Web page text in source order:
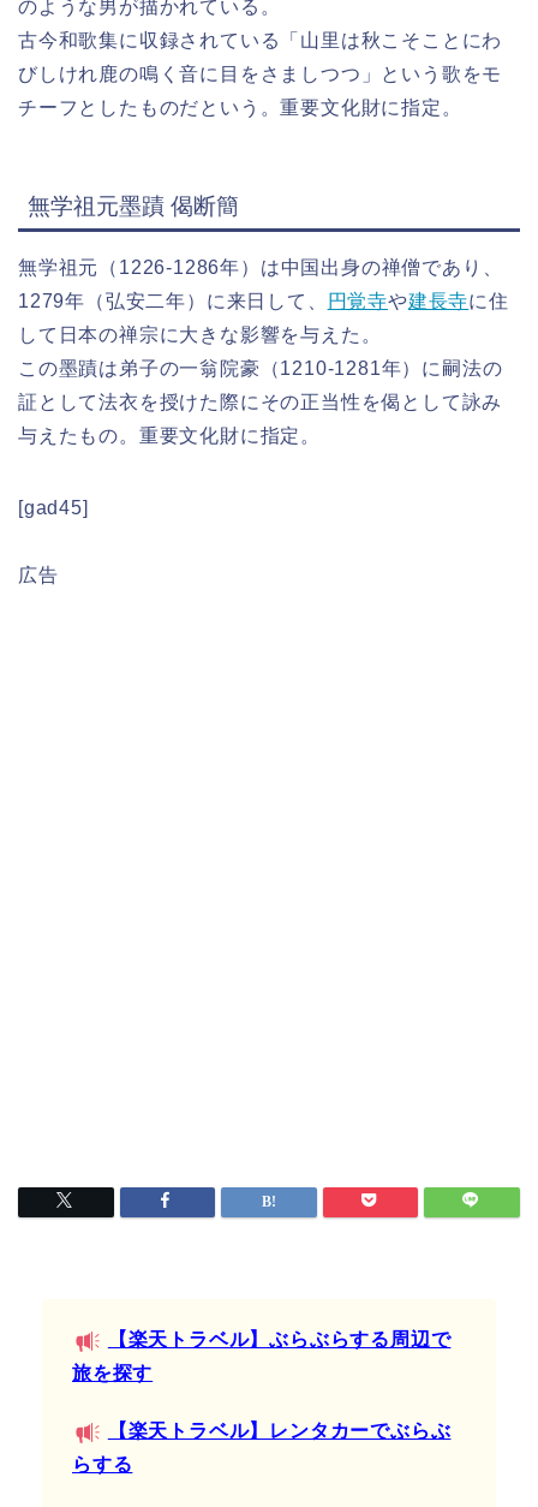
のような男が描かれている。
古今和歌集に収録されている「山里は秋こそことにわ
びしけれ鹿の鳴く音に目をさましつつ」という歌をモ
チーフとしたものだという。重要文化財に指定。
無学祖元墨蹟 偈断簡
無学祖元（1226-1286年）は中国出身の禅僧であり、
1279年（弘安二年）に来日して、
円覚寺や建長寺に住
して日本の禅宗に大きな影響を与えた。
この墨蹟は弟子の一翁院豪（1210-1281年）に嗣法の
証として法衣を授けた際にその正当性を偈として詠み
与えたもの。重要文化財に指定。
[gad45]
広告
【楽天トラベル】ぶらぶらする周辺で
旅を探す
【楽天トラベル】レンタカーでぶらぶ
らする